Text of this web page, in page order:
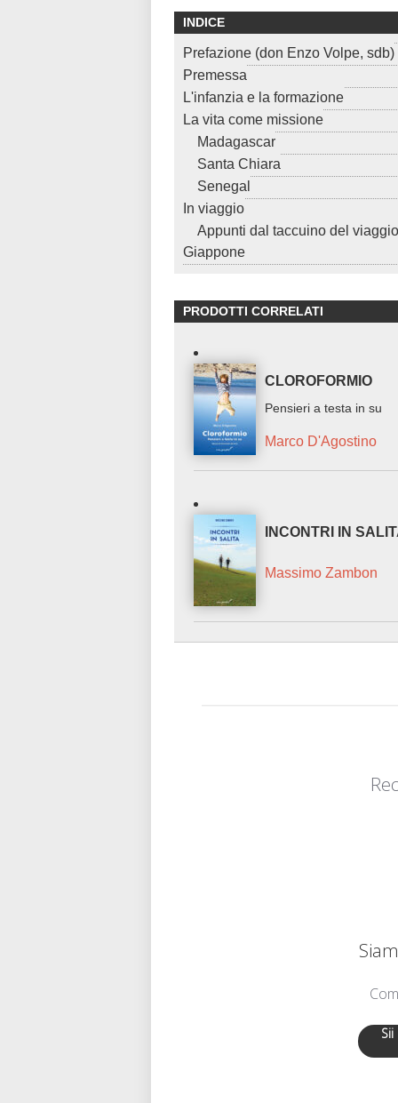
INDICE
Prefazione (don Enzo Volpe, sdb)
Premessa
L'infanzia e la formazione
La vita come missione
Madagascar
Santa Chiara
Senegal
In viaggio
Appunti dal taccuino del
Giappone
PRODOTTI CORRELATI
CLOROFORMIO
Pensieri a testa in su
Marco D'Agostino
INCONTRI IN
Massimo Zambon